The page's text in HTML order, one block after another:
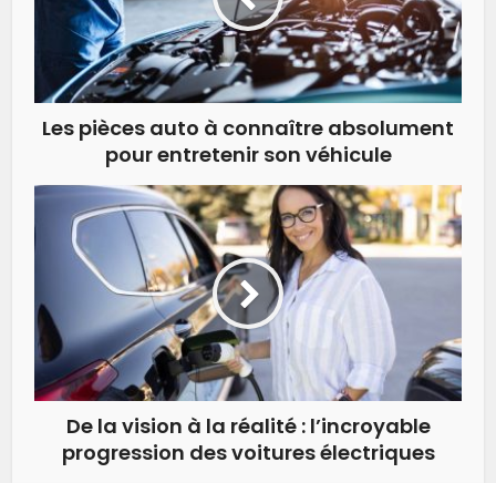
Les pièces auto à connaître absolument
pour entretenir son véhicule
De la vision à la réalité : l’incroyable
progression des voitures électriques